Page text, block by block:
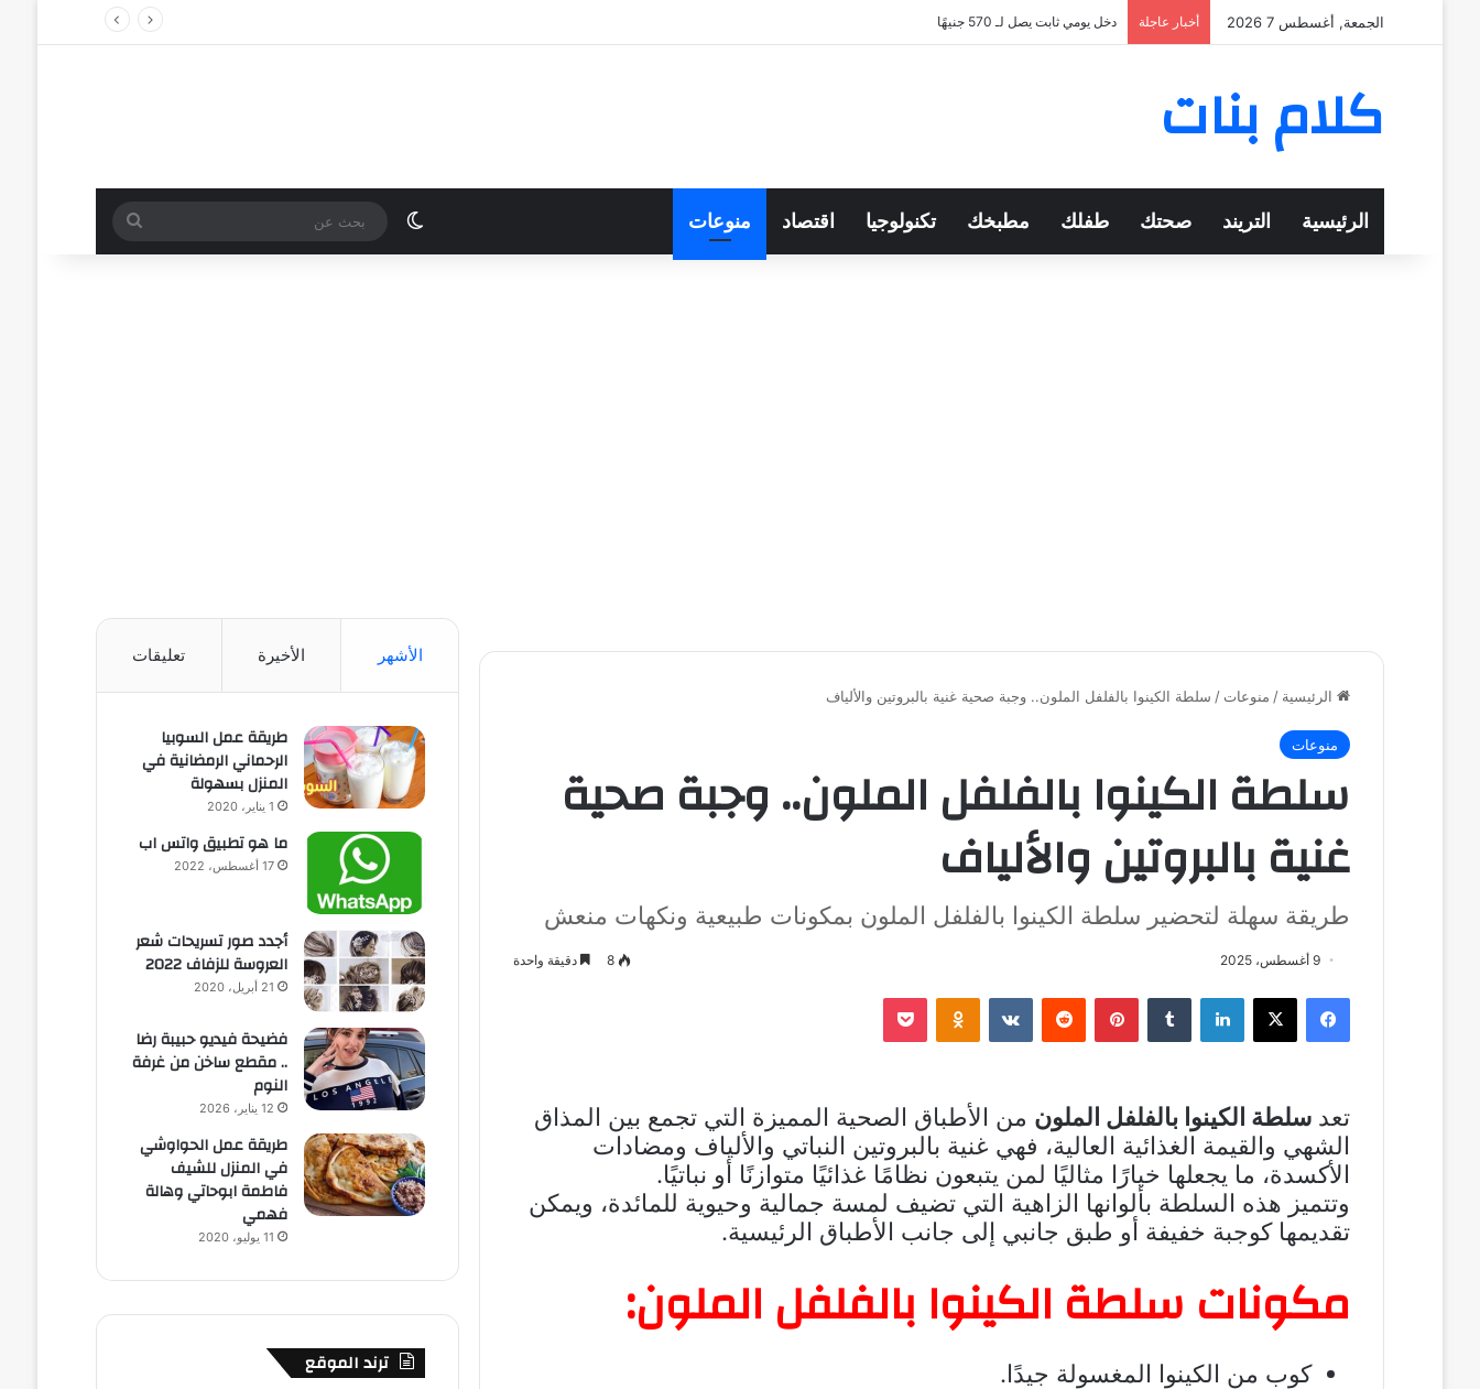
الجمعة, أغسطس 7 2026 أخبار عاجلة دخل يومي ثابت يصل لـ 570 جنيهًا
كلام بنات
الرئيسية التريند صحتك طفلك مطبخك تكنولوجيا اقتصاد منوعات الوضع المظلم
بحث
عن
الرئيسية / منوعات / سلطة الكينوا بالفلفل الملون.. وجبة صحية غنية بالبروتين والألياف
منوعات
سلطة الكينوا بالفلفل الملون.. وجبة صحية
غنية بالبروتين والألياف
طريقة سهلة لتحضير سلطة الكينوا بالفلفل الملون بمكونات طبيعية ونكهات منعش
9 أغسطس، 2025 8 دقيقة واحدة
فيسبوك ‫X لينكدإن ‏Tumblr بينتيريست
‏Reddit
‏VKontakte
Odnoklassniki
‫Pocket
تعد سلطة الكينوا بالفلفل الملون من الأطباق الصحية المميزة التي تجمع بين المذاق
الشهي والقيمة الغذائية العالية، فهي غنية بالبروتين النباتي والألياف ومضادات
الأكسدة، ما يجعلها خيارًا مثاليًا لمن يتبعون نظامًا غذائيًا متوازنًا أو نباتيًا.
وتتميز هذه السلطة بألوانها الزاهية التي تضيف لمسة جمالية وحيوية للمائدة، ويمكن
تقديمها كوجبة خفيفة أو طبق جانبي إلى جانب الأطباق الرئيسية.
مكونات سلطة الكينوا بالفلفل الملون:
كوب من الكينوا المغسولة جيدًا.
الأشهر الأخيرة تعليقات
طريقة عمل السوبيا
الرحماني الرمضانية في
المنزل بسهولة
1 يناير، 2020
ما هو تطبيق واتس اب
17 أغسطس، 2022
أجدد صور تسريحات شعر
العروسة للزفاف 2022
21 أبريل، 2020
فضيحة فيديو حبيبة رضا
.. مقطع ساخن من غرفة
النوم
12 يناير، 2026
طريقة عمل الحواوشي
في المنزل للشيف
فاطمة ابوحاتي وهالة
فهمي
11 يوليو، 2020
ترند الموقع